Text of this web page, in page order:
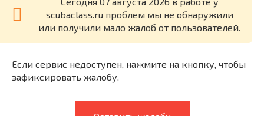
scubaclass.ru проблем мы не обнаружили
или получили мало жалоб от пользователей.
Если сервис недоступен, нажмите на кнопку, чтобы
зафиксировать жалобу.